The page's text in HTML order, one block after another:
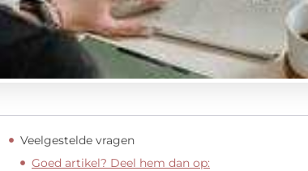
Veelgestelde vragen
Goed artikel? Deel hem dan op: